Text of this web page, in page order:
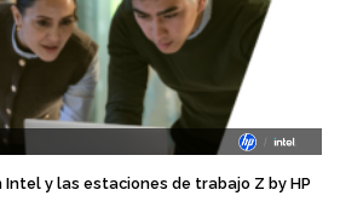
y las estaciones de trabajo Z by HP